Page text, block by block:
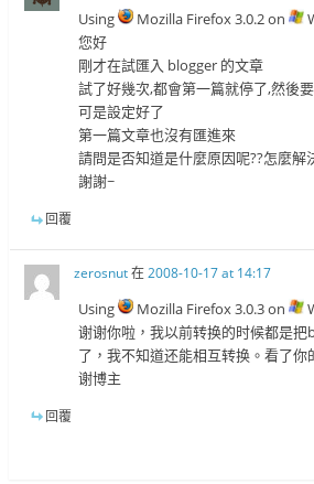
Using Mozilla Firefox 3.0.2 on
您好
剛才在試匯入 blogger 的文章
試了好幾次,都會第一篇就停了,然後
可是設定好了
第一篇文章也沒有匯進來
請問是否知道是什麼原因呢??怎麼解
謝謝~
回覆
zerosnut在2008-10-17 at 14:17
Using Mozilla Firefox 3.0.3 on
谢谢你啦，我以前转换的时候都是
了，我不知道还能相互转换。看了
谢博主
回覆